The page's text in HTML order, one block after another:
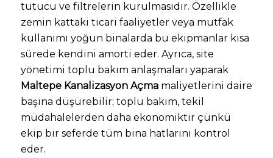
tutucu ve filtrelerin kurulmasıdır. Özellikle
zemin kattaki ticari faaliyetler veya mutfak
kullanımı yoğun binalarda bu ekipmanlar kısa
sürede kendini amorti eder. Ayrıca, site
yönetimi toplu bakım anlaşmaları yaparak
Maltepe Kanalizasyon Açmamaliyetlerini daire
başına düşürebilir; toplu bakım, tekil
müdahalelerden daha ekonomiktir çünkü
ekip bir seferde tüm bina hatlarını kontrol
eder.